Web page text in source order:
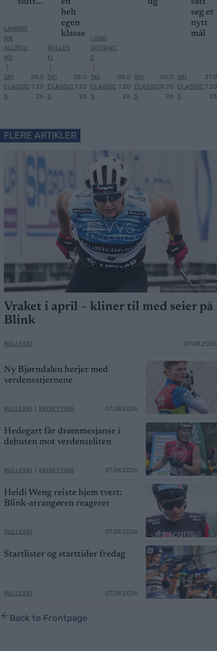
slutt...
LANGRE
NN
ALLROU
ND
SKI
CLASSIC
S
28.0
7.20
26
en
helt
egen
klasse
RULLES
KI
SKI
CLASSIC
S
26.0
7.20
26
LONG
DISTANC
E
SKI
CLASSIC
S
08.0
7.20
26
ug
SKI
CLASSIC
S
05.0
8.20
26
satt
seg et
nytt
mål
SKI
CLASSIC
S
27.0
7.20
26
FLERE ARTIKLER
Foto: Nordnes/NordicFocus
Vraket i april – kliner til med seier på
Blink
RULLESKI 07.08.2026
Ny Bjørndalen herjer med
verdensstjernene
RULLESKI SKISKYTING 07.08.2026
Hedegart får drømmesjanse i
debuten mot verdenseliten
RULLESKI SKISKYTING 07.08.2026
Heidi Weng reiste hjem tvert:
Blink-arrangøren reagerer
RULLESKI 07.08.2026
Startlister og starttider fredag
RULLESKI 07.08.2026
Back to Frontpage